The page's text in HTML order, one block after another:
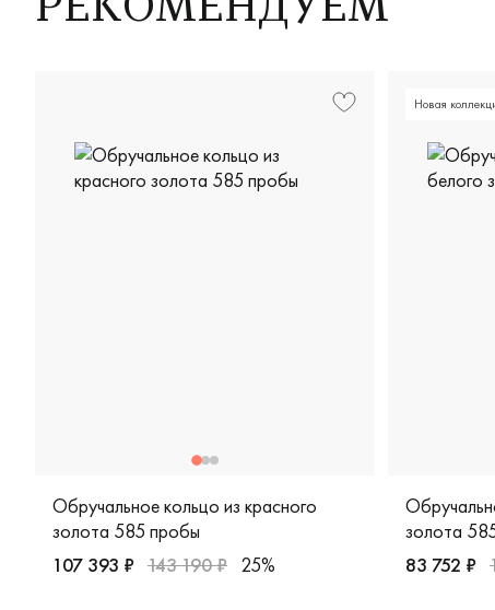
РЕКОМЕНДУЕМ
Обручальное кольцо из красного
золота 585 пробы
107 393 ₽ 143 190 ₽ 25%
Новая
золота
83 752 ₽